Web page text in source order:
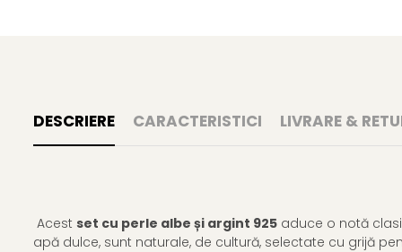
DESCRIERE CARACTERISTICI LIVRARE &
Acest set cu perle albe și argint 925 aduce o notă
apă dulce, sunt naturale, de cultură, selectate cu grijă